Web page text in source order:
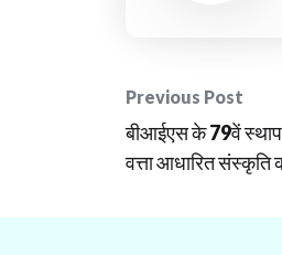
Post
Previous Post
बीआईएस के 79वें
वत्ता आधारित संस्कृति